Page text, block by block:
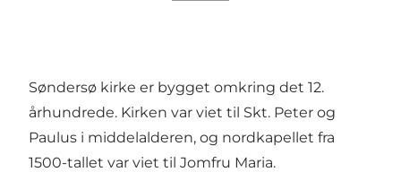
Søndersø kirke er bygget omkring det 12.
århundrede. Kirken var viet til Skt. Peter og
Paulus i middelalderen, og nordkapellet fra
1500-tallet var viet til Jomfru Maria.